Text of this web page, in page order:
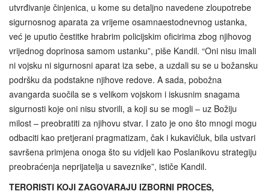
utvrđivanje činjenica, u kome su detaljno navedene zloupotrebe
sigurnosnog aparata za vrijeme osamnaestodnevnog ustanka,
već je uputio čestitke hrabrim policijskim oficirima zbog njihovog
vrijednog doprinosa samom ustanku”, piše Kandil. “Oni nisu imali
ni vojsku ni sigurnosni aparat iza sebe, a uzdali su se u božansku
podršku da podstakne njihove redove. A sada, pobožna
avangarda suočila se s velikom vojskom i iskusnim snagama
sigurnosti koje oni nisu stvorili, a koji su se mogli – uz Božiju
milost – preobratiti za njihovu stvar. I zato je ono što mnogi mogu
odbaciti kao pretjerani pragmatizam, čak i kukavičluk, bila ustvari
savršena primjena onoga što su vidjeli kao Poslanikovu strategiju
preobraćenja neprijatelja u saveznike”, ističe Kandil.
TERORISTI KOJI ZAGOVARAJU IZBORNI PROCES,